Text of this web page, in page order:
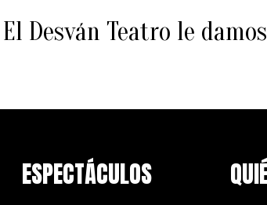
El Desván Teatro le
ESPECTÁCULOS